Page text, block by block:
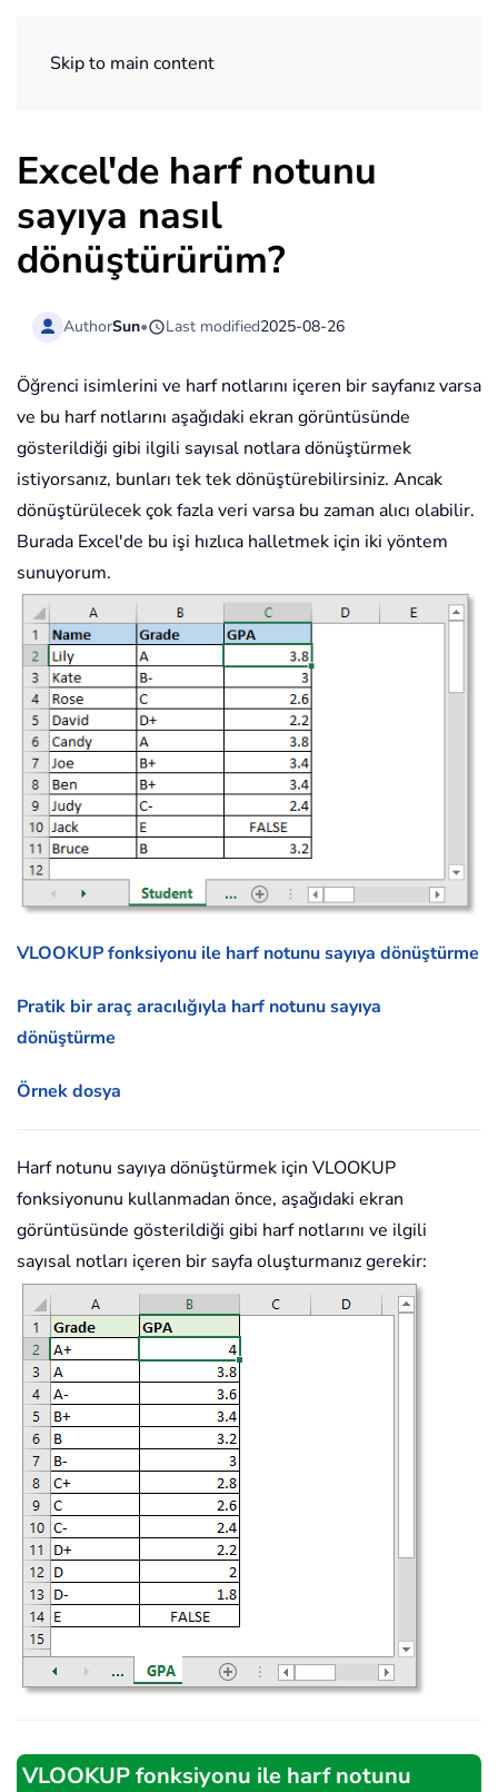
Skip to main content
Excel'de harf notunu
sayıya nasıl
dönüştürürüm?
AuthorSun• Last modified2025-08-26
Öğrenci isimlerini ve harf notlarını içeren bir sayfanız varsa
ve bu harf notlarını aşağıdaki ekran görüntüsünde
gösterildiği gibi ilgili sayısal notlara dönüştürmek
istiyorsanız, bunları tek tek dönüştürebilirsiniz. Ancak
dönüştürülecek çok fazla veri varsa bu zaman alıcı olabilir.
Burada Excel'de bu işi hızlıca halletmek için iki yöntem
sunuyorum.
VLOOKUP fonksiyonu ile harf notunu sayıya dönüştürme
Pratik bir araç aracılığıyla harf notunu sayıya
dönüştürme
Örnek dosya
Harf notunu sayıya dönüştürmek için VLOOKUP
fonksiyonunu kullanmadan önce, aşağıdaki ekran
görüntüsünde gösterildiği gibi harf notlarını ve ilgili
sayısal notları içeren bir sayfa oluşturmanız gerekir:
VLOOKUP fonksiyonu ile harf notunu